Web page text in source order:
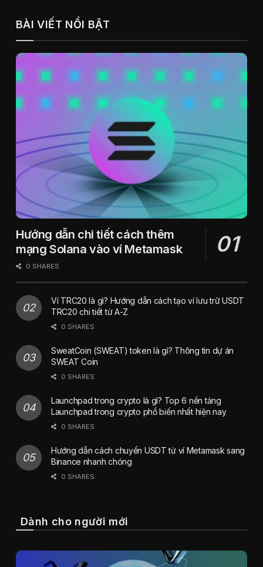
BÀI VIẾT NỔI BẬT
Hướng dẫn chi tiết cách thêm
mạng Solana vào ví Metamask
0 SHARES
Ví TRC20 là gì? Hướng dẫn cách tạo ví lưu trữ USDT
TRC20 chi tiết từ A-Z
0 SHARES
SweatCoin (SWEAT) token là gì? Thông tin dự án
SWEAT Coin
0 SHARES
Launchpad trong crypto là gì? Top 6 nền tảng
Launchpad trong crypto phổ biến nhất hiện nay
0 SHARES
Hướng dẫn cách chuyển USDT từ ví Metamask sang
Binance nhanh chóng
0 SHARES
Dành cho người mới